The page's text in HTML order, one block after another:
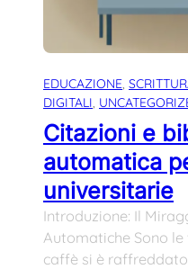
EDUCAZIONE,
DIGITALI,
Citazioni e
automatica
universitarie
Introduzione: Il
Automatiche Sono
caffè si è